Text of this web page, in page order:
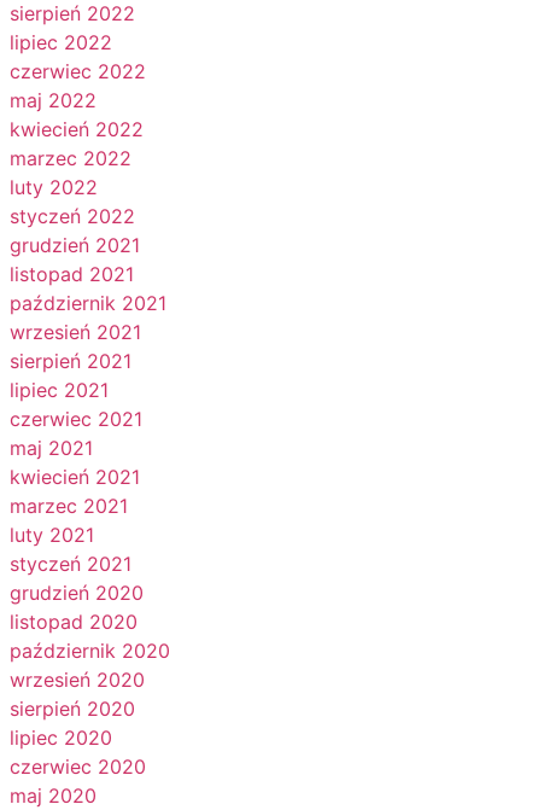
sierpień 2022
lipiec 2022
czerwiec 2022
maj 2022
kwiecień 2022
marzec 2022
luty 2022
styczeń 2022
grudzień 2021
listopad 2021
październik 2021
wrzesień 2021
sierpień 2021
lipiec 2021
czerwiec 2021
maj 2021
kwiecień 2021
marzec 2021
luty 2021
styczeń 2021
grudzień 2020
listopad 2020
październik 2020
wrzesień 2020
sierpień 2020
lipiec 2020
czerwiec 2020
maj 2020